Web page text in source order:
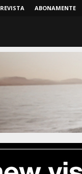
REVISTA ABONAMENTE